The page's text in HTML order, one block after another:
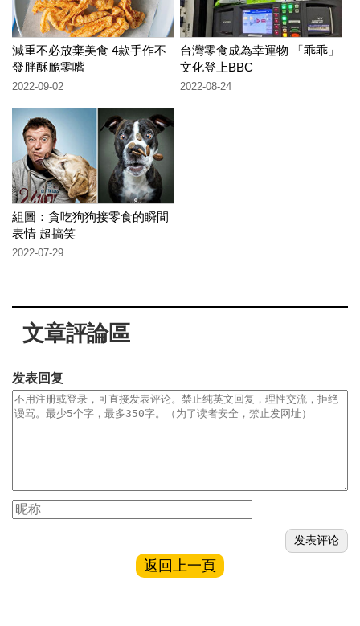
減重不必放棄美食 4款手作不
發胖酥脆零嘴
2022-09-02
台灣零食成為幸運物 「乖乖」
文化登上BBC
2022-08-24
組圖：貪吃狗狗接零食的瞬間
表情 超搞笑
2022-07-29
文章評論區
发表回复
返回上一頁